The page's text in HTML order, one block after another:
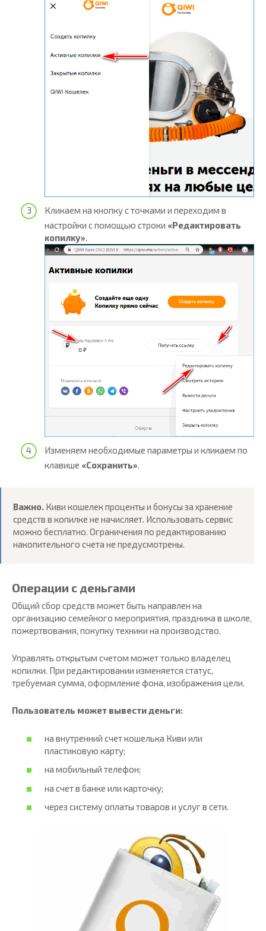
Кликаем на кнопку с точками и переходим в
настройки с помощью строки «Редактировать
копилку».
Изменяем необходимые параметры и кликаем по
клавише «Сохранить».
Важно. Киви кошелек проценты и бонусы за хранение
средств в копилке не начисляет. Использовать сервис
можно бесплатно. Ограничения по редактированию
накопительного счета не предусмотрены.
Операции с деньгами
Общий сбор средств может быть направлен на
организацию семейного мероприятия, праздника в школе,
пожертвования, покупку техники на производство.
Управлять открытым счетом может только владелец
копилки. При редактировании изменяется статус,
требуемая сумма, оформление фона, изображения цели.
Пользователь может вывести деньги:
на внутренний счет кошелька Киви или
пластиковую карту;
на мобильный телефон;
на счет в банке или карточку;
через систему оплаты товаров и услуг в сети.